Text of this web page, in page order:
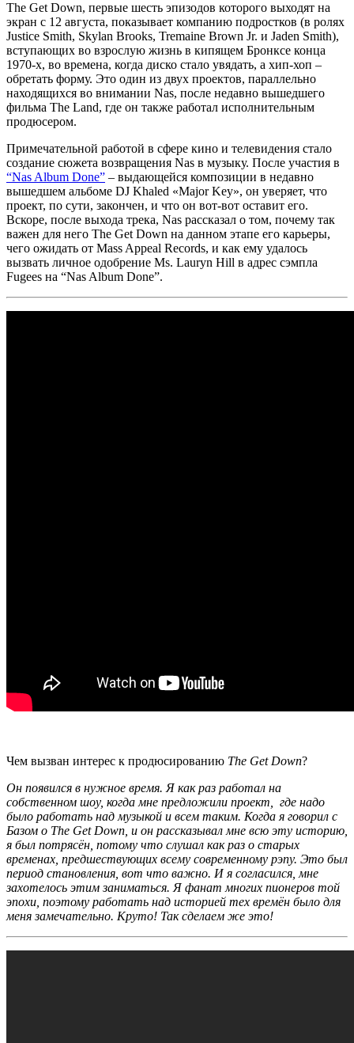
The Get Down, первые шесть эпизодов которого выходят на
экран с 12 августа, показывает компанию подростков (в ролях
Justice Smith, Skylan Brooks, Tremaine Brown Jr. и Jaden Smith),
вступающих во взрослую жизнь в кипящем Бронксе конца
1970-х, во времена, когда диско стало увядать, а хип-хоп –
обретать форму. Это один из двух проектов, параллельно
находящихся во внимании Nas, после недавно вышедшего
фильма The Land, где он также работал исполнительным
продюсером.
Примечательной работой в сфере кино и телевидения стало
создание сюжета возвращения Nas в музыку. После участия в
“Nas Album Done” – выдающейся композиции в недавно
вышедшем альбоме DJ Khaled «Major Key», он уверяет, что
проект, по сути, закончен, и что он вот-вот оставит его.
Вскоре, после выхода трека, Nas рассказал о том, почему так
важен для него The Get Down на данном этапе его карьеры,
чего ожидать от Mass Appeal Records, и как ему удалось
вызвать личное одобрение Ms. Lauryn Hill в адрес сэмпла
Fugees на “Nas Album Done”.
Чем вызван интерес к продюсированию The Get Down?
Он появился в нужное время. Я как раз работал на
собственном шоу, когда мне предложили проект, где надо
было работать над музыкой и всем таким. Когда я говорил с
Базом о The Get Down, и он рассказывал мне всю эту историю,
я был потрясён, потому что слушал как раз о старых
временах, предшествующих всему современному рэпу. Это был
период становления, вот что важно. И я согласился, мне
захотелось этим заниматься. Я фанат многих пионеров той
эпохи, поэтому работать над историей тех времён было для
меня замечательно. Круто! Так сделаем же это!